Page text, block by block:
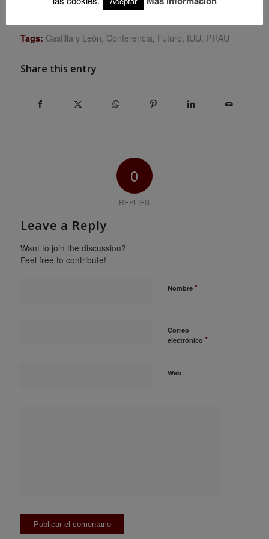
urbano regional / Castilla León”
Tags: Castilla y León, Conferencia, Futuro, IUU, PRAU
Share this entry
0
REPLIES
Leave a Reply
Want to join the discussion?
Feel free to contribute!
Nombre *
Correo
electrónico *
Web